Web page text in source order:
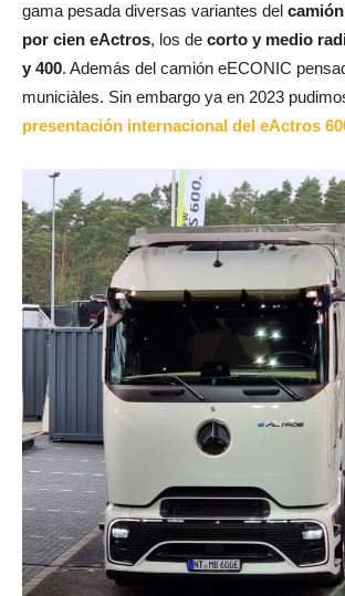
gama pesada diversas variantes del
por cien eActros, los de corto y medio
y 400. Además del camión eECONIC
municiàles. Sin embargo ya en 2023
presentación internacional del eActros